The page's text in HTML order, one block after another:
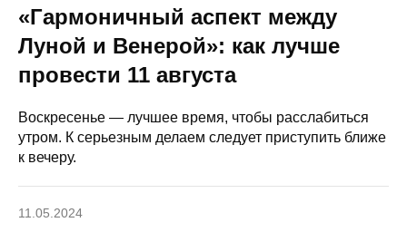
«Гармоничный аспект между
Луной и Венерой»: как лучше
провести 11 августа
Воскресенье — лучшее время, чтобы расслабиться
утром. К серьезным делаем следует приступить ближе
к вечеру.
11.05.2024